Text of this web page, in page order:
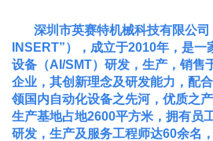
深圳市英赛特机械科技有限公司
INSERT”），成立于2010年，是
设备（AI/SMT）研发，生产，销售
企业，其创新理念及研发能力，配
领国内自动化设备之先河，优质之
生产基地占地2600平方米，拥有员
研发，生产及服务工程师达60余名